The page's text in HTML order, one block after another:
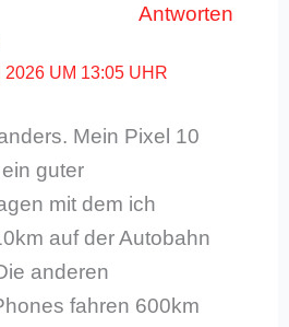
Antworten
2026 UM 13:05 UHR
Mein Pixel 10
guter
mit dem ich
auf der Autobahn
anderen
fahren 600km